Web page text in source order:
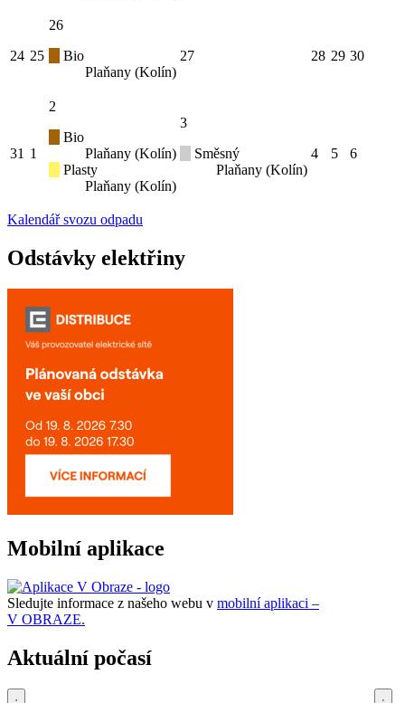
24 25
26
Bio
Plaňany (Kolín)
27 28 29 30
31 1
2
Bio
Plaňany (Kolín)
Plasty
Plaňany (Kolín)
3
Směsný
Plaňany (Kolín)
4 5 6
Kalendář svozu odpadu
Odstávky elektřiny
Mobilní aplikace
Sledujte informace z našeho webu v mobilní aplikaci –
V OBRAZE.
Aktuální počasí